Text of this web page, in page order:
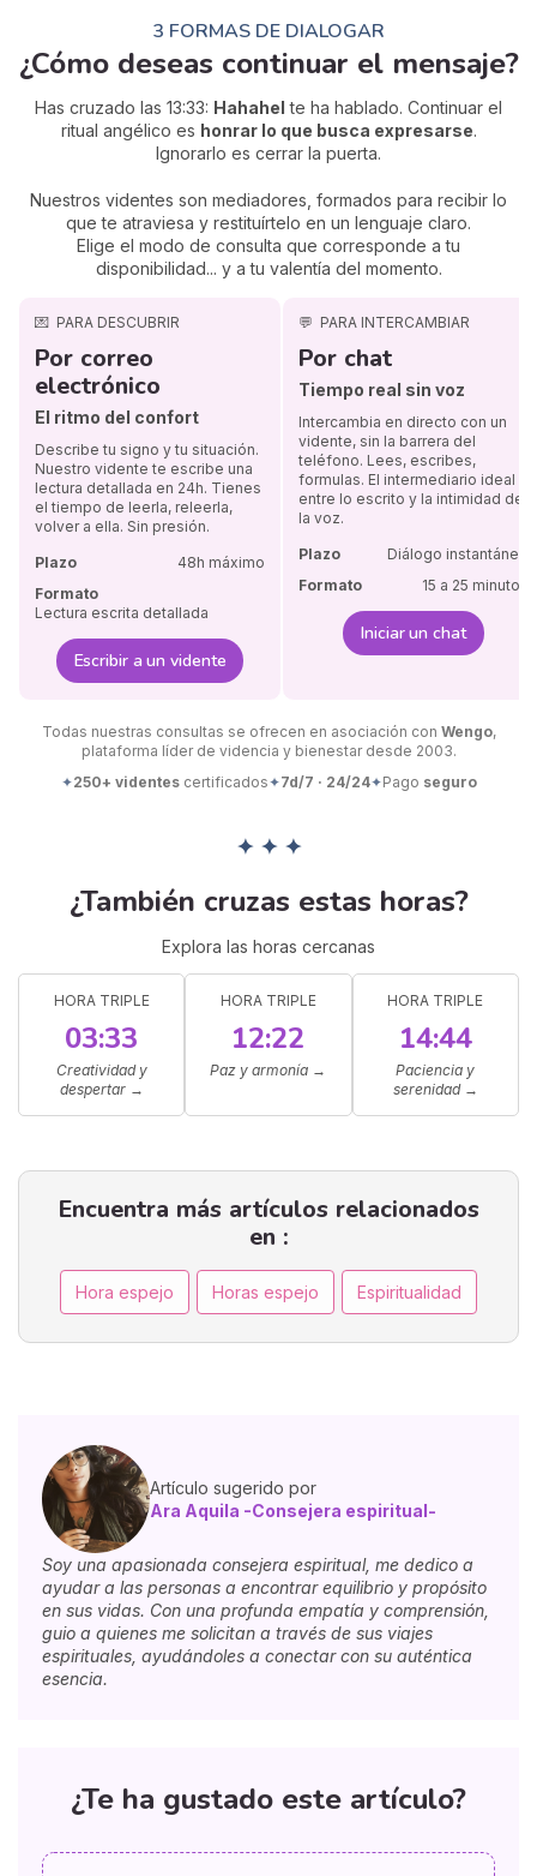
3 FORMAS DE DIALOGAR
¿Cómo deseas continuar el mensaje?
Has cruzado las 13:33: Hahahel te ha hablado. Continuar el
ritual angélico es honrar lo que busca expresarse.
Ignorarlo es cerrar la puerta.
Nuestros videntes son mediadores, formados para recibir lo
que te atraviesa y restituírtelo en un lenguaje claro.
Elige el modo de consulta que corresponde a tu
disponibilidad... y a tu valentía del momento.
💌 PARA DESCUBRIR
Por correo
electrónico
El ritmo del confort
Describe tu signo y tu situación.
Nuestro vidente te escribe una
lectura detallada en 24h. Tienes
el tiempo de leerla, releerla,
volver a ella. Sin presión.
Plazo
48h máximo
Formato
Lectura escrita detallada
Escribir a un vidente
💬 PARA INTERCAMBIAR
Por chat
Tiempo real sin voz
Intercambia en directo con un
vidente, sin la barrera del
teléfono. Lees, escribes,
formulas. El intermediario ideal
entre lo escrito y la intimidad de
la voz.
Plazo
Diálogo instantáneo
Formato
15 a 25 minutos
Iniciar un chat
Todas nuestras consultas se ofrecen en asociación con Wengo,
plataforma líder de videncia y bienestar desde 2003.
✦250+ videntescertificados✦7d/7 · 24/24✦Pago seguro
✦ ✦ ✦
¿También cruzas estas horas?
Explora las horas cercanas
HORA TRIPLE
03:33
Creatividad y
despertar→
HORA TRIPLE
12:22
Paz y armonía →
HORA TRIPLE
14:44
Paciencia y
serenidad→
Encuentra más artículos relacionados
en :
Hora espejo Horas espejo Espiritualidad
Artículo sugerido por
Ara Aquila -Consejera espiritual-
Soy una apasionada consejera espiritual, me dedico a
ayudar a las personas a encontrar equilibrio y propósito
en sus vidas. Con una profunda empatía y comprensión,
guio a quienes me solicitan a través de sus viajes
espirituales, ayudándoles a conectar con su auténtica
esencia.
¿Te ha gustado este artículo?